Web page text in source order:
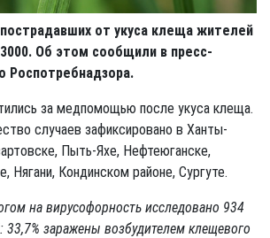
от укуса клеща жителей
Об этом сообщили в пресс-
Роспотребнадзора.
за медпомощью после укуса клеща.
случаев зафиксировано в Ханты-
Пыть-Яхе, Нефтеюганске,
Нягани, Кондинском районе, Сургуте.
на вирусофорность исследовано 934
33,7% заражены возбудителем клещевого